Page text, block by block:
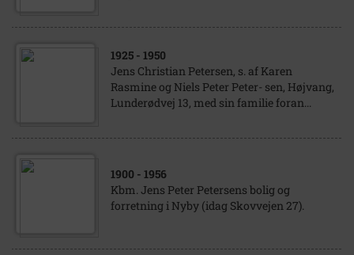
1925 - 1950
Jens Christian Petersen, s. af Karen
Rasmine og Niels Peter Peter- sen, Højvang,
Lunderødvej 13, med sin familie foran...
1900 - 1956
Kbm. Jens Peter Petersens bolig og
forretning i Nyby (idag Skovvejen 27).